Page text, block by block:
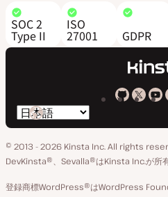
SOC 2
Type II
ISO
27001 GDPR
Kinsta
GitHub
X
ア
カ
言
語
の
り
© 2013 - 2026 Kinsta Inc. All rights
DevKinsta®、Sevalla®はKinsta Inc.が所有
登録商標WordPress®はWordPress